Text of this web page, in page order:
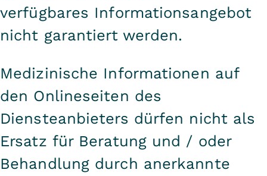
verfügbares Informationsangebot
nicht garantiert werden.
Medizinische Informationen auf
den Onlineseiten des
Diensteanbieters dürfen nicht als
Ersatz für Beratung und / oder
Behandlung durch anerkannte